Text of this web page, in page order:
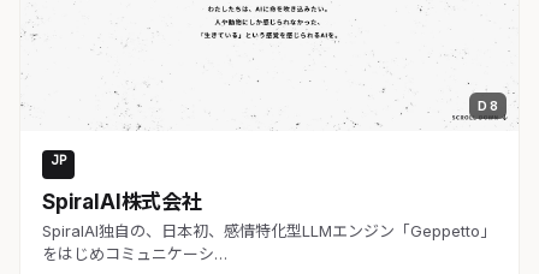
D 8
JP
SpiralAI株式会社
SpiralAI独自の、日本初、感情特化型LLMエンジン「Geppetto」
をはじめコミュニケーシ…